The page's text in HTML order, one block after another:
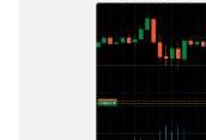
Polski
Русский